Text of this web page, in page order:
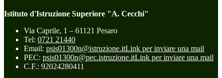
Istituto d'Istruzione Superiore "A. Cecchi"
Via Caprile, 1 – 61121 Pesaro
Tel: 0721 21440
Email: psis01300n@istruzione.itLink per inviare una mail
PEC: psis01300n@pec.istruzione.itLink per inviare una mail
C.F.: 92024280411